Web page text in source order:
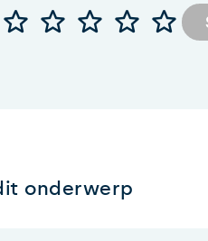
onderwerp